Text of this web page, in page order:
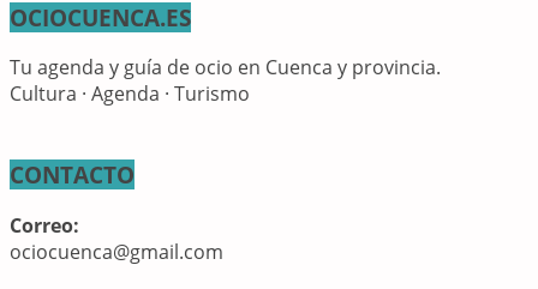
OCIOCUENCA.ES
Tu agenda y guía de ocio en Cuenca y provincia.
Cultura · Agenda · Turismo
CONTACTO
Correo:
ociocuenca@gmail.com